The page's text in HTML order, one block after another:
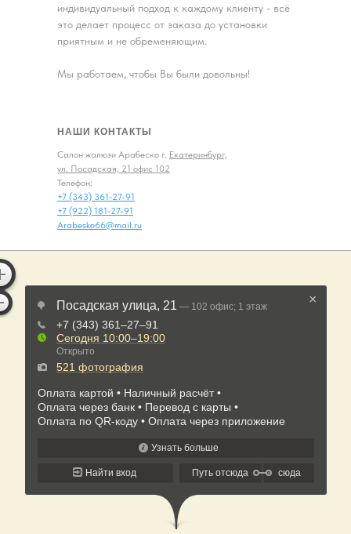
индивидуальный подход к каждому клиенту - всё
это делает процесс от заказа до установки
приятным и не обременяющим.
Мы работаем, чтобы Вы были довольны!
Салон жалюзи Арабеско г. Екатеринбург,
ул. Посадская, 21 офис 102
Телефон:
+7 (343) 361-27-91
+7 (922) 181-27-91
Arabesko66@mail.ru
НАШИ КОНТАКТЫ